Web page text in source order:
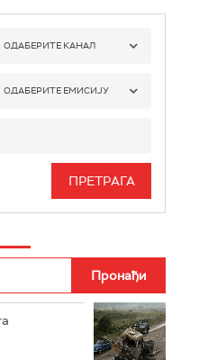
ОДАБЕРИТЕ КАНАЛ
РТС 1
РТС 3
ОДАБЕРИТЕ ЕМИСИЈУ